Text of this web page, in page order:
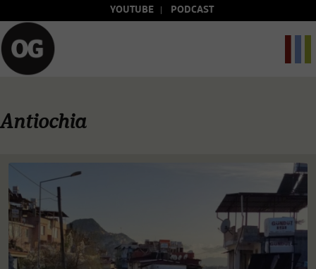
YOUTUBE PODCAST
Antiochia